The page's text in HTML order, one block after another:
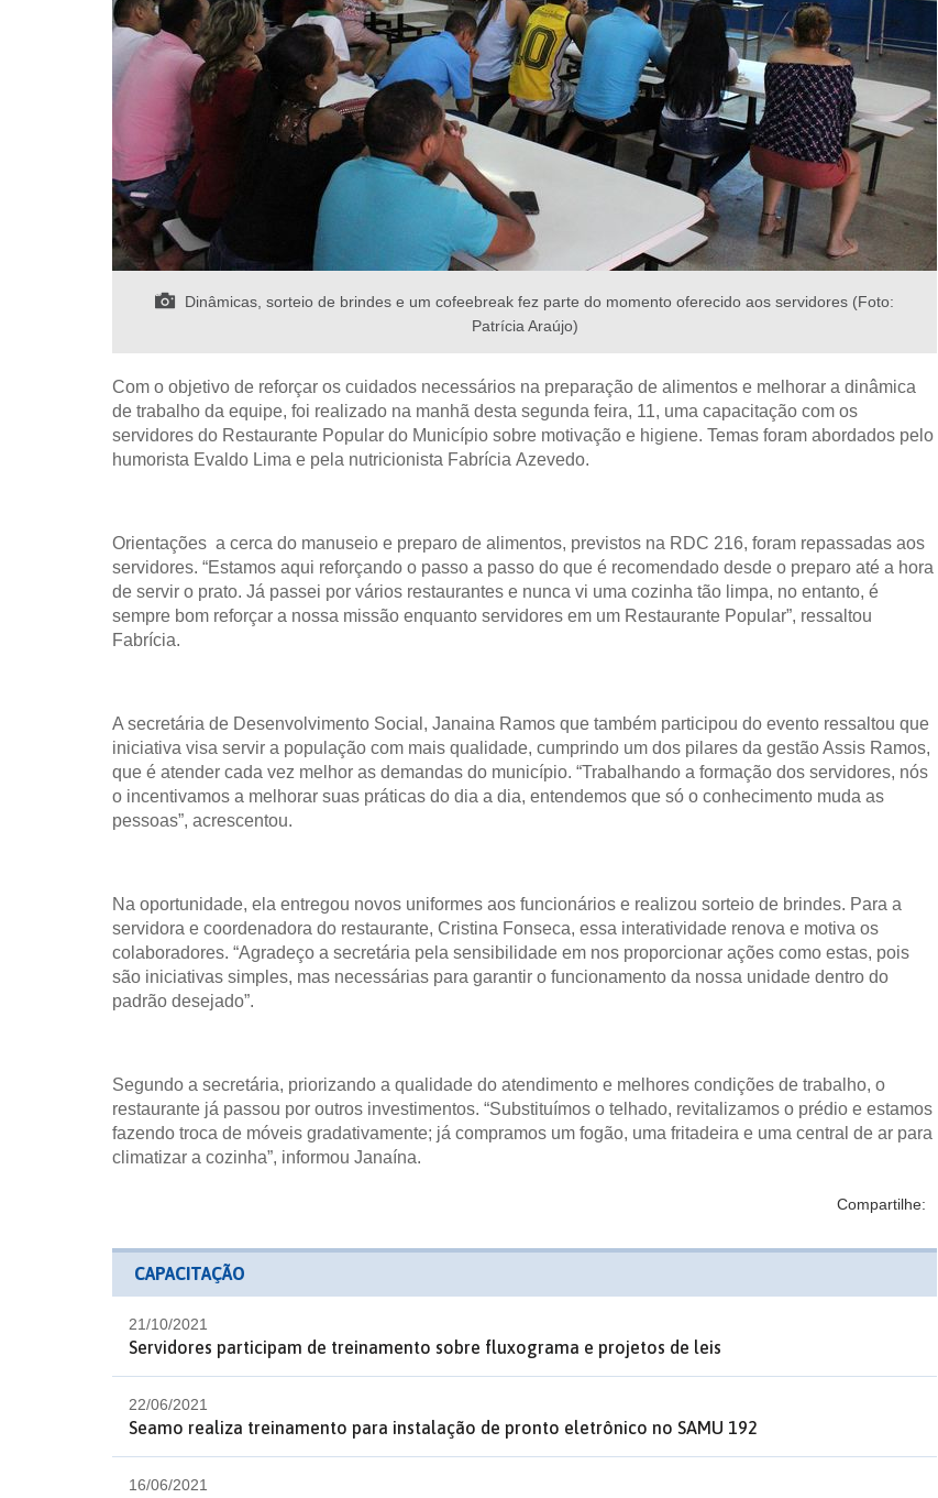
Dinâmicas, sorteio de brindes e um cofeebreak fez parte do momento oferecido aos servidores (Foto:
Patrícia Araújo)
Com o objetivo de reforçar os cuidados necessários na preparação de alimentos e melhorar a dinâmica
de trabalho da equipe, foi realizado na manhã desta segunda feira, 11, uma capacitação com os
servidores do Restaurante Popular do Município sobre motivação e higiene. Temas foram abordados pelo
humorista Evaldo Lima e pela nutricionista Fabrícia Azevedo.
Orientações a cerca do manuseio e preparo de alimentos, previstos na RDC 216, foram repassadas aos
servidores. “Estamos aqui reforçando o passo a passo do que é recomendado desde o preparo até a hora
de servir o prato. Já passei por vários restaurantes e nunca vi uma cozinha tão limpa, no entanto, é
sempre bom reforçar a nossa missão enquanto servidores em um Restaurante Popular”, ressaltou
Fabrícia.
A secretária de Desenvolvimento Social, Janaina Ramos que também participou do evento ressaltou que
iniciativa visa servir a população com mais qualidade, cumprindo um dos pilares da gestão Assis Ramos,
que é atender cada vez melhor as demandas do município. “Trabalhando a formação dos servidores, nós
o incentivamos a melhorar suas práticas do dia a dia, entendemos que só o conhecimento muda as
pessoas”, acrescentou.
Na oportunidade, ela entregou novos uniformes aos funcionários e realizou sorteio de brindes. Para a
servidora e coordenadora do restaurante, Cristina Fonseca, essa interatividade renova e motiva os
colaboradores. “Agradeço a secretária pela sensibilidade em nos proporcionar ações como estas, pois
são iniciativas simples, mas necessárias para garantir o funcionamento da nossa unidade dentro do
padrão desejado”.
Segundo a secretária, priorizando a qualidade do atendimento e melhores condições de trabalho, o
restaurante já passou por outros investimentos. “Substituímos o telhado, revitalizamos o prédio e estamos
fazendo troca de móveis gradativamente; já compramos um fogão, uma fritadeira e uma central de ar para
climatizar a cozinha”, informou Janaína.
Compartilhe:
CAPACITAÇÃO
21/10/2021
Servidores participam de treinamento sobre fluxograma e projetos de leis
22/06/2021
Seamo realiza treinamento para instalação de pronto eletrônico no SAMU 192
16/06/2021